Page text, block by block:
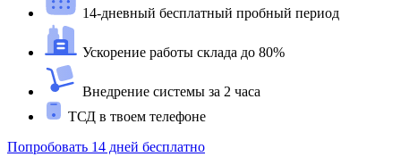
14-дневный бесплатный пробный период
Ускорение работы склада до 80%
Внедрение системы за 2 часа
ТСД в твоем телефоне
Попробовать 14 дней бесплатно